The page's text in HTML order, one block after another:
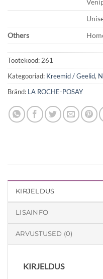
Others
Tootekood: 261
Kategooriad: Kreemid / Geelid,
Bränd: LA ROCHE-POSAY
KIRJELDUS
LISAINFO
ARVUSTUSED (0)
KIRJELDUS